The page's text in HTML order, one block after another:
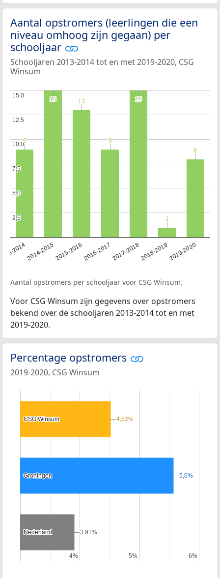
Aantal opstromers (leerlingen die een
niveau omhoog zijn gegaan) per
schooljaar
Schooljaren 2013-2014 tot en met 2019-2020, CSG
Winsum
20142014-20152015-20162016-20172017-20182018-20192019-2020
2,5
2,5
5,0
5,0
7,5
7,5
10,0
10,0
12,5
12,5
15,0
15,0
9
9
15
15 13
13
9
9
15
15
1
1
8
8
Aantal opstromers per schooljaar voor CSG Winsum.
Voor CSG Winsum zijn gegevens over opstromers
bekend over de schooljaren 2013-2014 tot en met
2019-2020.
Percentage opstromers
2019-2020, CSG Winsum
4%
4% 5%
5% 6%
6%
CSG Winsum
CSG Winsum
Groningen
Groningen
Nederland
Nederland
4,52%
4,52%
5,6%
5,6%
3,91%
3,91%